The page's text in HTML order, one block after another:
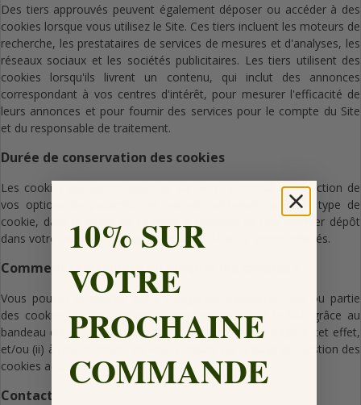
Des tiers approuvés peuvent également déposer ou accéder à des
cookies lorsque vous utilisez le Site. Ces tiers incluent les moteurs de
recherche, les prestataires de services de mesures et d'analyses, les
réseaux sociaux et les sociétés publicitaires. Les tiers utilisent des
cookies lorsqu'ils livrent un contenu, qui inclut des annonces
correspondant à vos centres d'intérêt, pour mesurer l'efficacité de
leurs annonces et pour fournir des services pour le compte du Site
et du responsable de traitement.
Durée de conservation des cookies
Les cookies qui seront déposés sur votre terminal, en fonction de
vos options de paramétrage, seront conservés, selon le type de
cookie, dans la limite de 13 mois à compter de leur premier dépôt
dans votre terminal. À l’expiration de ce délai, ils seront effacés.
Comment restreindre ou bloquer les cookies ?
Vous pouvez empêcher votre navigateur d’accepter tout ou partie
des cookies, (i) lors de votre première visite sur le Site grâce au
bandeau qui apparaît automatiquement en bas de page à cet effet,
et/ou (ii) à tout moment en vous rendant sur la page de Gestion des
cookies accessibleICI.
Contact
10% SUR
VOTRE
PROCHAINE
COMMANDE